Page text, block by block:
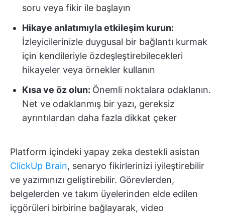
soru veya fikir ile başlayın
Hikaye anlatımıyla etkileşim kurun:
İzleyicilerinizle duygusal bir bağlantı kurmak
için kendileriyle özdeşleştirebilecekleri
hikayeler veya örnekler kullanın
Kısa ve öz olun: Önemli noktalara odaklanın.
Net ve odaklanmış bir yazı, gereksiz
ayrıntılardan daha fazla dikkat çeker
Platform içindeki yapay zeka destekli asistan
ClickUp Brain, senaryo fikirlerinizi iyileştirebilir
ve yazımınızı geliştirebilir. Görevlerden,
belgelerden ve takım üyelerinden elde edilen
içgörüleri birbirine bağlayarak, video